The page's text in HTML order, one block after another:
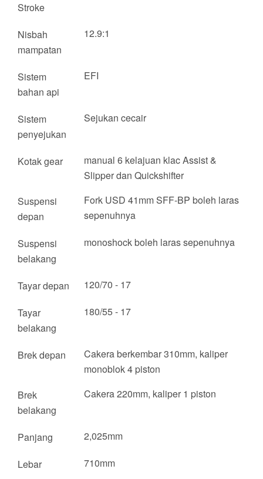
Stroke
Nisbah
mampatan
12.9:1
Sistem
bahan api
EFI
Sistem
penyejukan
Sejukan cecair
Kotak gear
manual 6 kelajuan klac Assist &
Slipper dan Quickshifter
Suspensi
depan
Fork USD 41mm SFF-BP boleh laras
sepenuhnya
Suspensi
belakang
monoshock boleh laras sepenuhnya
Tayar depan 120/70 - 17
Tayar
belakang
180/55 - 17
Brek depan
Cakera berkembar 310mm, kaliper
monoblok 4 piston
Brek
belakang
Cakera 220mm, kaliper 1 piston
Panjang 2,025mm
Lebar 710mm